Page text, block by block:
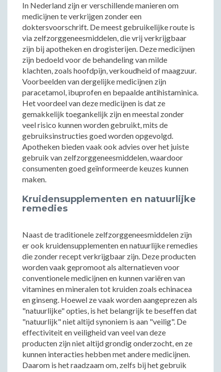
In Nederland zijn er verschillende manieren om
medicijnen te verkrijgen zonder een
doktersvoorschrift. De meest gebruikelijke route is
via zelfzorggeneesmiddelen, die vrij verkrijgbaar
zijn bij apotheken en drogisterijen. Deze medicijnen
zijn bedoeld voor de behandeling van milde
klachten, zoals hoofdpijn, verkoudheid of maagzuur.
Voorbeelden van dergelijke medicijnen zijn
paracetamol, ibuprofen en bepaalde antihistaminica.
Het voordeel van deze medicijnen is dat ze
gemakkelijk toegankelijk zijn en meestal zonder
veel risico kunnen worden gebruikt, mits de
gebruiksinstructies goed worden opgevolgd.
Apotheken bieden vaak ook advies over het juiste
gebruik van zelfzorggeneesmiddelen, waardoor
consumenten goed geïnformeerde keuzes kunnen
maken.
Kruidensupplementen en natuurlijke
remedies
Naast de traditionele zelfzorggeneesmiddelen zijn
er ook kruidensupplementen en natuurlijke remedies
die zonder recept verkrijgbaar zijn. Deze producten
worden vaak gepromoot als alternatieven voor
conventionele medicijnen en kunnen variëren van
vitamines en mineralen tot kruiden zoals echinacea
en ginseng. Hoewel ze vaak worden aangeprezen als
"natuurlijke" opties, is het belangrijk te beseffen dat
"natuurlijk" niet altijd synoniem is aan "veilig". De
effectiviteit en veiligheid van veel van deze
producten zijn niet altijd grondig onderzocht, en ze
kunnen interacties hebben met andere medicijnen.
Daarom is het raadzaam om, zelfs bij het gebruik